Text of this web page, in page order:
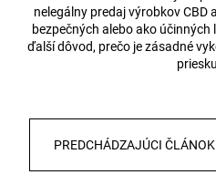
nelegálny predaj výrobkov CBD
bezpečných alebo ako účinných
ďalší dôvod, prečo je zásadné
PREDCHÁDZAJÚCI ČLÁNOK